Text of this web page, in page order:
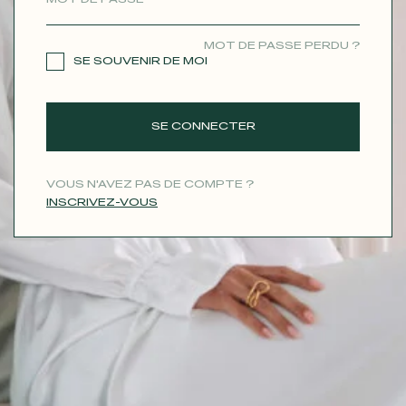
MOT DE PASSE PERDU ?
SE SOUVENIR DE MOI
SE CONNECTER
VOUS N'AVEZ PAS DE COMPTE ?
INSCRIVEZ-VOUS